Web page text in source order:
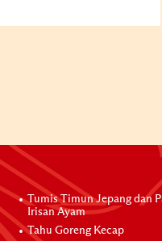
Tumis Timun Jepang dan
Irisan Ayam
Tahu Goreng Kecap